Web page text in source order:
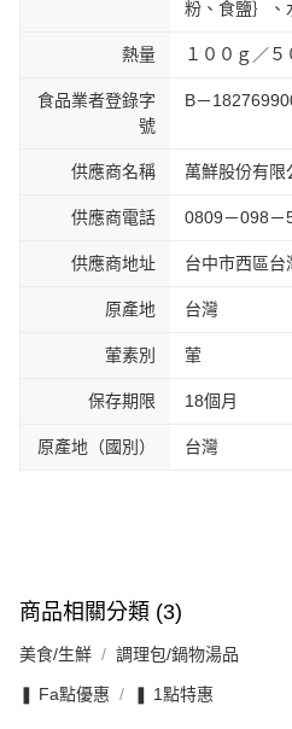
粉、食鹽｝、
熱量 １００ｇ／５
食品業者登錄字
號
B－
供應商名稱 萬鮮股份有限
供應商電話 0809－098－
供應商地址 台中市西區
原產地 台灣
葷素別 葷
保存期限 18個月
原產地（國別） 台灣
商品相關分類 (3)
美食/生鮮 調理包/鍋物湯品
❚ Fa點優惠 ❚ 1點特惠